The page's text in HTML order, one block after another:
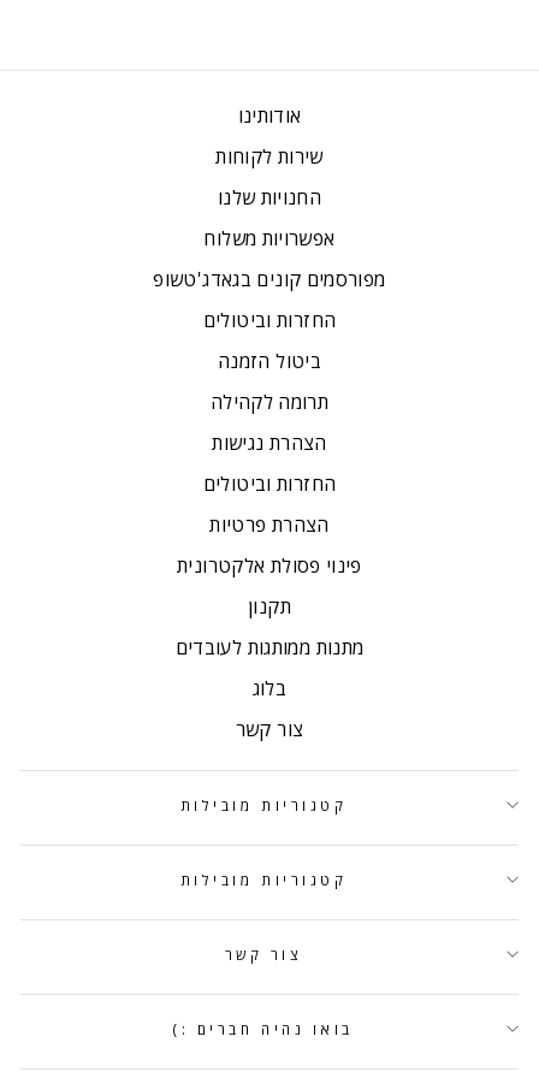
אודותינו
שירות לקוחות
החנויות שלנו
אפשרויות משלוח
מפורסמים קונים בגאדג'טשופ
החזרות וביטולים
ביטול הזמנה
תרומה לקהילה
הצהרת נגישות
החזרות וביטולים
הצהרת פרטיות
פינוי פסולת אלקטרונית
תקנון
מתנות ממותגות לעובדים
בלוג
צור קשר
קטגוריות מובילות
קטגוריות מובילות
צור קשר
בואו נהיה חברים :)